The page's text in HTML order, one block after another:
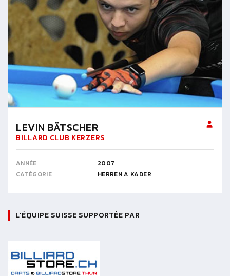
LEVIN BÄTSCHER
BILLARD CLUB KERZERS
ANNÉE
2007
CATÉGORIE
HERREN A KADER
L'ÉQUIPE SUISSE SUPPORTÉE PAR